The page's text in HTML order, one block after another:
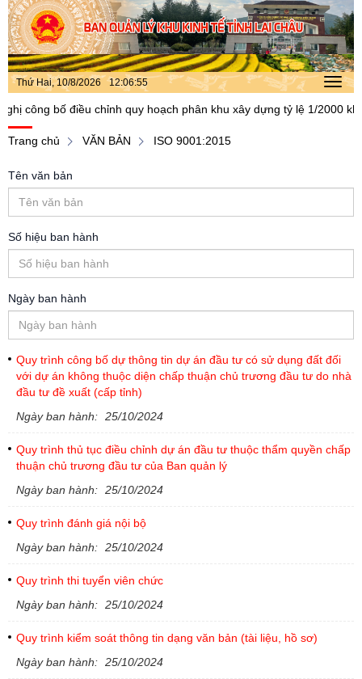
Thứ Hai, 10/8/2026 12:06:55
bố điều chỉnh quy hoạch phân khu xây dựng tỷ lệ 1/2000 khu
Trang chủ VĂN BẢN ISO 9001:2015
Tên văn bản
Số hiệu ban hành
Ngày ban hành
Quy trình công bố dự thông tin dự án đầu tư có sử dụng đất đối
với dự án không thuộc diện chấp thuận chủ trương đầu tư do nhà
đầu tư đề xuất (cấp tỉnh)
Ngày ban hành: 25/10/2024
Quy trình thủ tục điều chỉnh dự án đầu tư thuộc thẩm quyền chấp
thuận chủ trương đầu tư của Ban quản lý
Ngày ban hành: 25/10/2024
Quy trình đánh giá nội bộ
Ngày ban hành: 25/10/2024
Quy trình thi tuyển viên chức
Ngày ban hành: 25/10/2024
Quy trình kiểm soát thông tin dạng văn bản (tài liệu, hồ sơ)
Ngày ban hành: 25/10/2024